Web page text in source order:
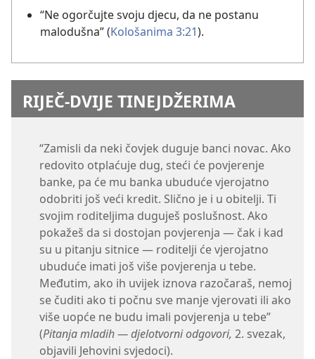
“Ne ogorčujte svoju djecu, da ne postanu
malodušna” (Kološanima 3:21).
RIJEČ-DVIJE TINEJDŽERIMA
“Zamisli da neki čovjek duguje banci novac. Ako
redovito otplaćuje dug, steći će povjerenje
banke, pa će mu banka ubuduće vjerojatno
odobriti još veći kredit. Slično je i u obitelji. Ti
svojim roditeljima duguješ poslušnost. Ako
pokažeš da si dostojan povjerenja — čak i kad
su u pitanju sitnice — roditelji će vjerojatno
ubuduće imati još više povjerenja u tebe.
Međutim, ako ih uvijek iznova razočaraš, nemoj
se čuditi ako ti počnu sve manje vjerovati ili ako
više uopće ne budu imali povjerenja u tebe”
(Pitanja mladih — djelotvorni odgovori, 2. svezak,
objavili Jehovini svjedoci).